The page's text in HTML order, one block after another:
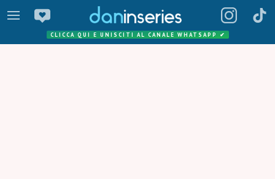
CLICCA QUI E UNISCITI AL CANALE WHATSAPP ✔